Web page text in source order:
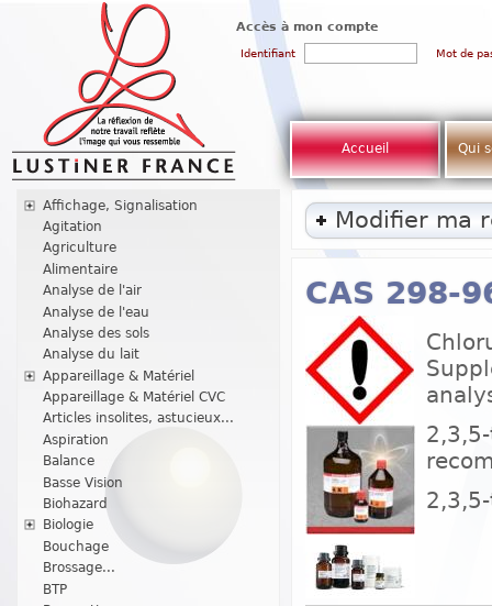
Accès à mon compte
Identifiant Mot de
Accueil Qui
Affichage, Signalisation
Agitation
Agriculture
Alimentaire
Analyse de l'air
Analyse de l'eau
Analyse des sols
Analyse du lait
Appareillage & Matériel
Appareillage & Matériel CVC
Articles insolites, astucieux...
Aspiration
Balance
Basse Vision
Biohazard
Biologie
Bouchage
Brossage...
BTP
Modifier ma
CAS 298-